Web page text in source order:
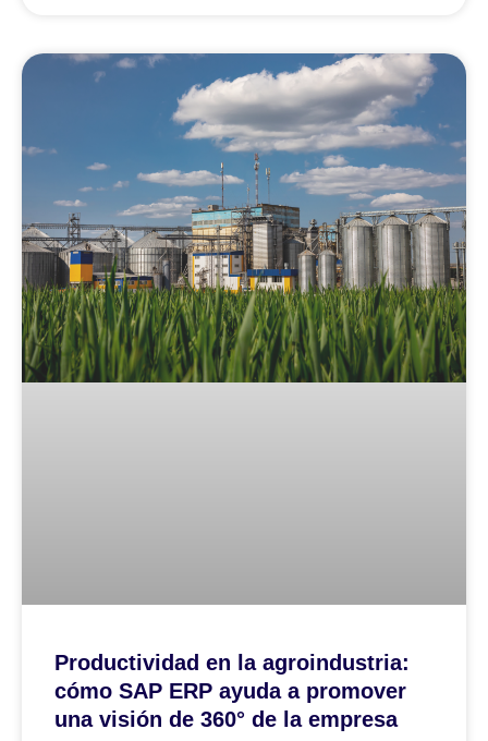
Productividad en la agroindustria:
cómo SAP ERP ayuda a promover
una visión de 360° de la empresa